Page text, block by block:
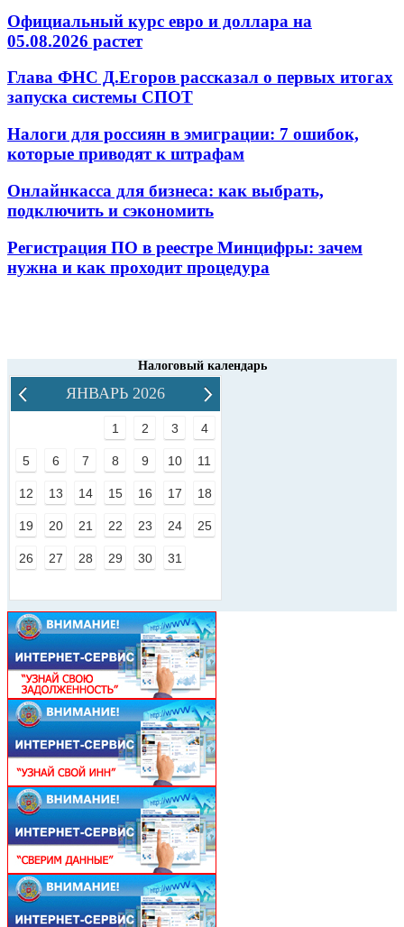
Официальный курс евро и доллара на
05.08.2026 растет
Глава ФНС Д.Егоров рассказал о первых итогах
запуска системы СПОТ
Налоги для россиян в эмиграции: 7 ошибок,
которые приводят к штрафам
Онлайнкасса для бизнеса: как выбрать,
подключить и сэкономить
Регистрация ПО в реестре Минцифры: зачем
нужна и как проходит процедура
Налоговый календарь
ЯНВАРЬ 2026
1 2 3 4
5 6 7 8 9 10 11
12 13 14 15 16 17 18
19 20 21 22 23 24 25
26 27 28 29 30 31